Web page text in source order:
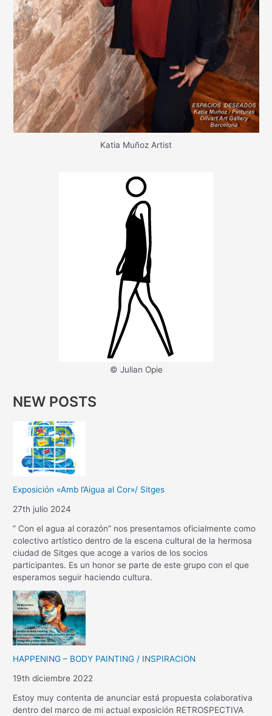
Katia Muñoz Artist
© Julian Opie
NEW POSTS
Exposición «Amb l’Aigua al Cor»/ Sitges
27th julio 2024
” Con el agua al corazón” nos presentamos oficialmente como
colectivo artístico dentro de la escena cultural de la hermosa
ciudad de Sitges que acoge a varios de los socios
participantes. Es un honor se parte de este grupo con el que
esperamos seguir haciendo cultura.
HAPPENING – BODY PAINTING / INSPIRACION
19th diciembre 2022
Estoy muy contenta de anunciar está propuesta colaborativa
dentro del marco de mi actual exposición RETROSPECTIVA